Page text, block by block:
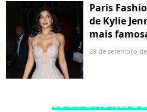
Paris
de Kylie
mais
29 de setembro
ÚLTIMAS NOTÍCIAS